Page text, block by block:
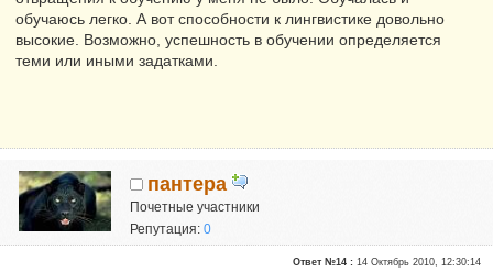
обучаюсь легко. А вот способности к лингвистике довольно
высокие. Возможно, успешность в обучении определяется
теми или иными задатками.
пантера
Почетные участники
Репутация: 0
Ответ №14 :14 Октябрь 2010, 12:30:14